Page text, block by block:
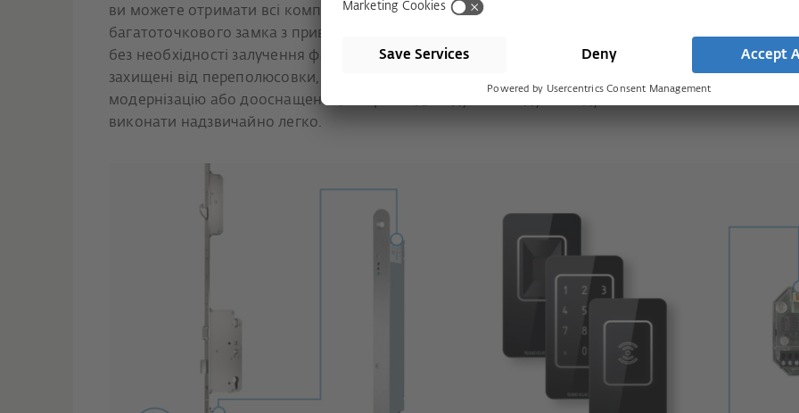
ви можете отримати всі компоненти, необхідні для автоматичного
багатоточкового замка з приводом A-Öffner, у вигляді пакета «під ключ» —
без необхідності залучення фахівця-електрика. Фіксовані штекерні з’єднання
захищені від переполюсовки, а завдяки модульній конструкції заміну,
модернізацію або дооснащення, наприклад, модулем вводу-виводу можна
виконати надзвичайно легко.